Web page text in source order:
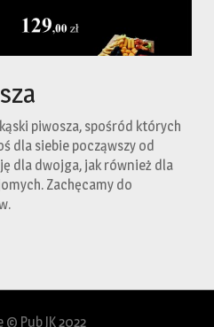
piwosza, spośród których
dla siebie począwszy od
dla dwojga, jak również dla
Zachęcamy do
Pub JK 2022